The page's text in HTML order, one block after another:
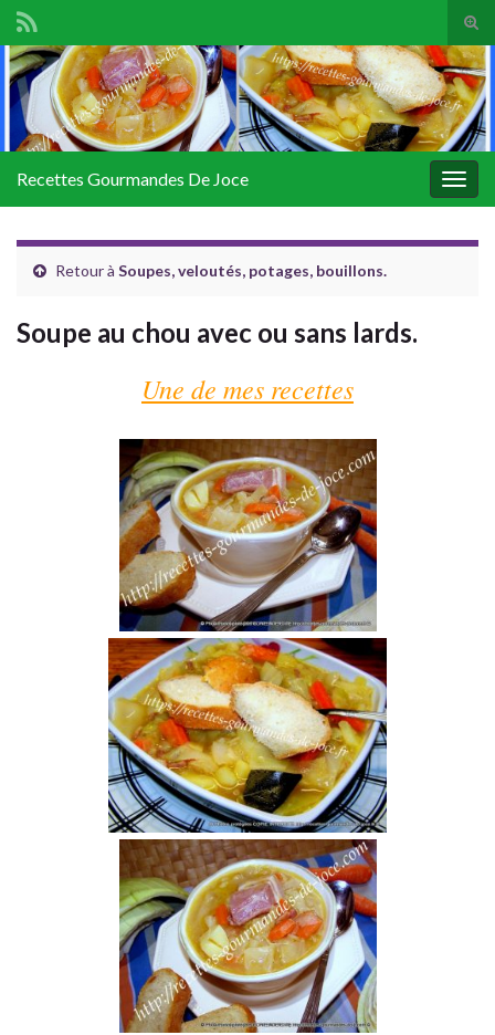
Search for:
Recettes Gourmandes De Joce
Retour à Soupes, veloutés, potages, bouillons.
Soupe au chou avec ou sans lards.
Une de mes recettes